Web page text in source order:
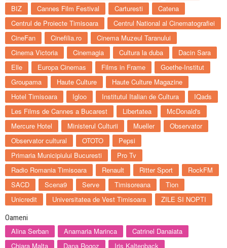
BIZ
Cannes Film Festival Carturesti
Catena
Centrul de Proiecte Timisoara
Centrul National al Cinematografiei
CineFan
Cinefilia.ro
Cinema Muzeul Taranului
Cinema Victoria
Cinemagia Cultura la duba
Dacin Sara
Elle
Europa Cinemas Films in Frame
Goethe-Institut
Groupama
Haute Culture
Haute Culture Magazine
Hotel Timisoara
Igloo Institutul Italian de Cultura
IQads
Les Films de Cannes a Bucarest
Libertatea
McDonald's
Mercure Hotel
Ministerul Culturii Mueller
Observator
Observator cultural
OTOTO
Pepsi
Primaria Municipiului Bucuresti
Pro Tv
Radio Romania Timisoara
Renault Ritter Sport
RockFM
SACD
Scena9 Serve Timisoreana
Tion
Unicredit
Universitatea de Vest Timisoara ZILE SI NOPTI
Oameni
Alina Serban Anamaria Marinca
Catrinel Danaiata
Chiara Malta
Dana Rogoz
Iris Kaltenback